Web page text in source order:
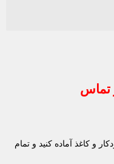
تماس
و کاغذ آماده کنید و تمام